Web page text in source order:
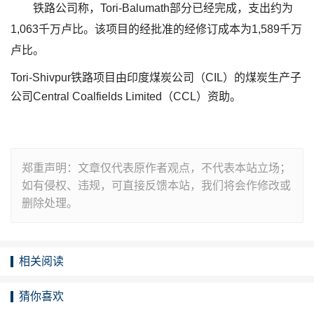
铁路公司称，Tori-Balumath部分已经完成，支出约为
1,063千万卢比。该项目的经批准的经修订成本为1,589千万
卢比。
Tori-Shivpur铁路项目由印度煤炭公司（CIL）的煤炭生产子
公司Central Coalfields Limited（CCL）资助。
郑重声明：文章仅代表原作者观点，不代表本站立场；
如有侵权、违规，可直接反馈本站，我们将会作修改或
删除处理。
相关阅读
猜你喜欢